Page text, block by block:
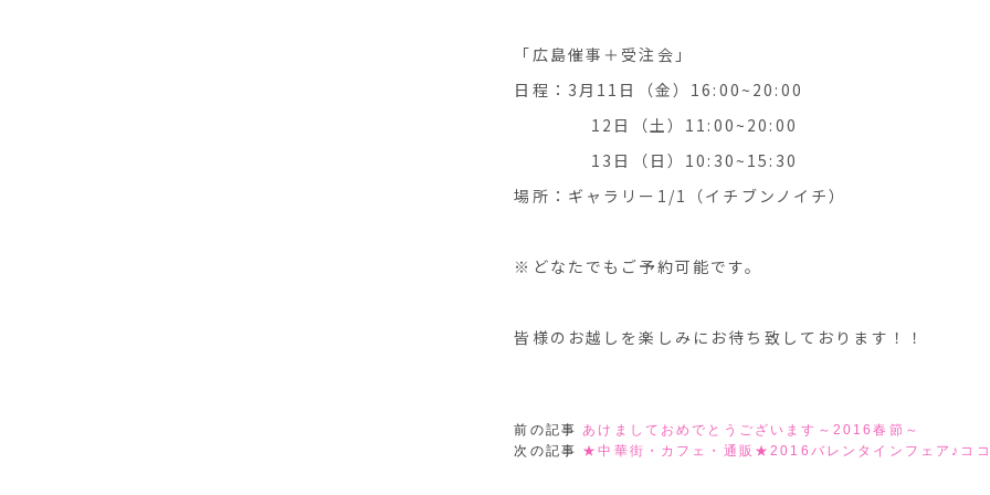
「広島催事＋受注会」
日程：3月11日（金）16:00~20:00
12日（土）11:00~20:00
13日（日）10:30~15:30
場所：ギャラリー1/1（イチブンノイチ）
※どなたでもご予約可能です。
皆様のお越しを楽しみにお待ち致しております！！
前の記事 あけましておめでとうございます～2016春節～
次の記事 ★中華街・カフェ・通販★2016バレンタインフェア♪コ